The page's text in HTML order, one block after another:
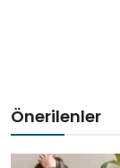
Önerilenler